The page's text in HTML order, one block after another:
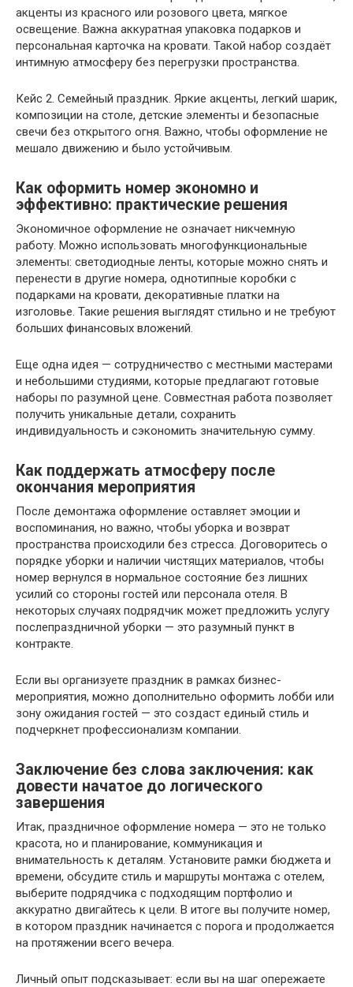
акценты из красного или розового цвета, мягкое
освещение. Важна аккуратная упаковка подарков и
персональная карточка на кровати. Такой набор создаёт
интимную атмосферу без перегрузки пространства.
Кейс 2. Семейный праздник. Яркие акценты, легкий шарик,
композиции на столе, детские элементы и безопасные
свечи без открытого огня. Важно, чтобы оформление не
мешало движению и было устойчивым.
Как оформить номер экономно и
эффективно: практические решения
Экономичное оформление не означает никчемную
работу. Можно использовать многофункциональные
элементы: светодиодные ленты, которые можно снять и
перенести в другие номера, однотипные коробки с
подарками на кровати, декоративные платки на
изголовье. Такие решения выглядят стильно и не требуют
больших финансовых вложений.
Еще одна идея — сотрудничество с местными мастерами
и небольшими студиями, которые предлагают готовые
наборы по разумной цене. Совместная работа позволяет
получить уникальные детали, сохранить
индивидуальность и сэкономить значительную сумму.
Как поддержать атмосферу после
окончания мероприятия
После демонтажа оформление оставляет эмоции и
воспоминания, но важно, чтобы уборка и возврат
пространства происходили без стресса. Договоритесь о
порядке уборки и наличии чистящих материалов, чтобы
номер вернулся в нормальное состояние без лишних
усилий со стороны гостей или персонала отеля. В
некоторых случаях подрядчик может предложить услугу
послепраздничной уборки — это разумный пункт в
контракте.
Если вы организуете праздник в рамках бизнес-
мероприятия, можно дополнительно оформить лобби или
зону ожидания гостей — это создаст единый стиль и
подчеркнет профессионализм компании.
Заключение без слова заключения: как
довести начатое до логического
завершения
Итак, праздничное оформление номера — это не только
красота, но и планирование, коммуникация и
внимательность к деталям. Установите рамки бюджета и
времени, обсудите стиль и маршруты монтажа с отелем,
выберите подрядчика с подходящим портфолио и
аккуратно двигайтесь к цели. В итоге вы получите номер,
в котором праздник начинается с порога и продолжается
на протяжении всего вечера.
Личный опыт подсказывает: если вы на шаг опережаете